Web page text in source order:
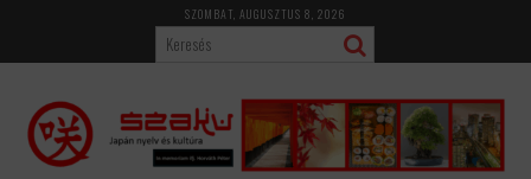
content
SZOMBAT, AUGUSZTUS 8, 2026